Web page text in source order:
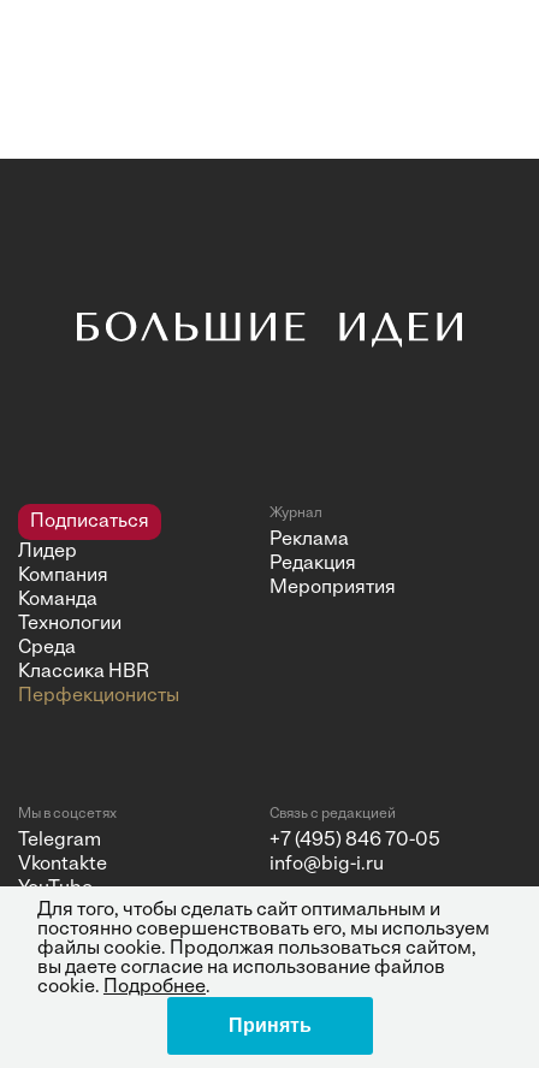
Подписаться
Лидер
Компания
Команда
Технологии
Среда
Классика HBR
Перфекционисты
Журнал
Реклама
Редакция
Мероприятия
Мы в соцсетях
Telegram
Vkontakte
YouTube
Связь с редакцией
+7 (495) 846 70-05
info@big-i.ru
Медиа"
Для того, чтобы сделать сайт оптимальным и
постоянно совершенствовать его, мы используем
файлы cookie. Продолжая пользоваться сайтом,
вы даете согласие на использование файлов
cookie.
Подробнее.
Принять